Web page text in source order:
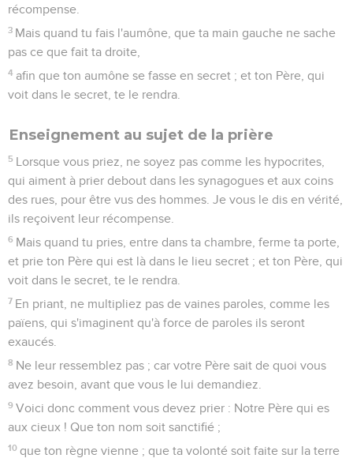
récompense.
3 Mais quand tu fais l'aumône, que ta main gauche ne sache
pas ce que fait ta droite,
4 afin que ton aumône se fasse en secret ; et ton Père, qui
voit dans le secret, te le rendra.
Enseignement au sujet de la prière
5 Lorsque vous priez, ne soyez pas comme les hypocrites,
qui aiment à prier debout dans les synagogues et aux coins
des rues, pour être vus des hommes. Je vous le dis en vérité,
ils reçoivent leur récompense.
6 Mais quand tu pries, entre dans ta chambre, ferme ta porte,
et prie ton Père qui est là dans le lieu secret ; et ton Père, qui
voit dans le secret, te le rendra.
7 En priant, ne multipliez pas de vaines paroles, comme les
païens, qui s'imaginent qu'à force de paroles ils seront
exaucés.
8 Ne leur ressemblez pas ; car votre Père sait de quoi vous
avez besoin, avant que vous le lui demandiez.
9 Voici donc comment vous devez prier : Notre Père qui es
aux cieux ! Que ton nom soit sanctifié ;
10 que ton règne vienne ; que ta volonté soit faite sur la terre